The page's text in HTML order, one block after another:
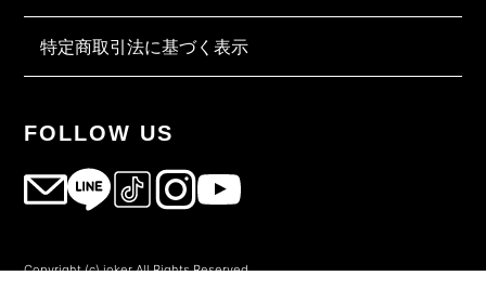
特定商取引法に基づく表示
FOLLOW US
Copyright (c) joker All Rights Reserved.